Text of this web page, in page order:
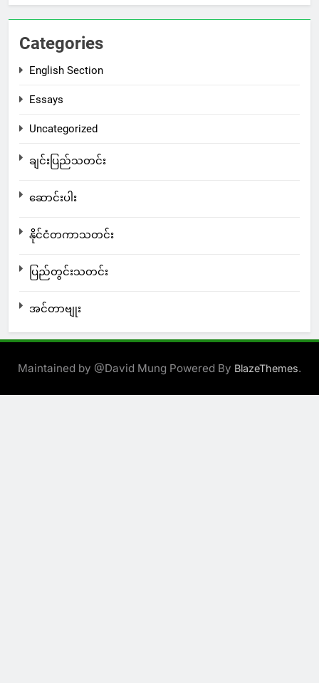
Categories
English Section
Essays
Uncategorized
ချင်းပြည်သတင်း
ဆောင်းပါး
နိုင်ငံတကာသတင်း
ပြည်တွင်းသတင်း
အင်တာဗျုး
Maintained by @David Mung Powered By BlazeThemes.